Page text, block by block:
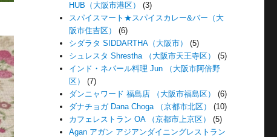
HUB（大阪市港区）
(3)
スパイスマート★スパイスカレー&バー（大
阪市住吉区）
(6)
シダラタ SIDDARTHA（大阪市）
(5)
シュレスタ Shrestha （大阪市天王寺区）
(5)
インド・ネパール料理 Jun （大阪市阿倍野
区）
(7)
ダンニャワード 福島店 （大阪市福島区）
(6)
ダナチョガ Dana Choga （京都市北区）
(10)
カフェレストラン OA （京都市上京区）
(5)
Agan アガン アジアンダイニングレストラン